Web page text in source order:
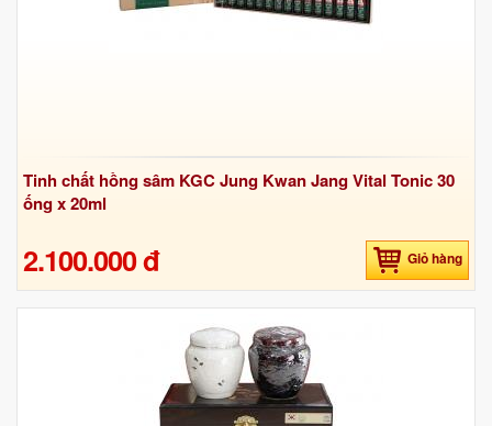
Tinh chất hồng sâm KGC Jung Kwan Jang Vital Tonic 30
ống x 20ml
2.100.000 đ Giỏ hàng